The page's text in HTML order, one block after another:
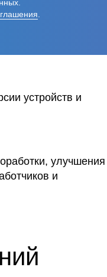
.
устройств и
и